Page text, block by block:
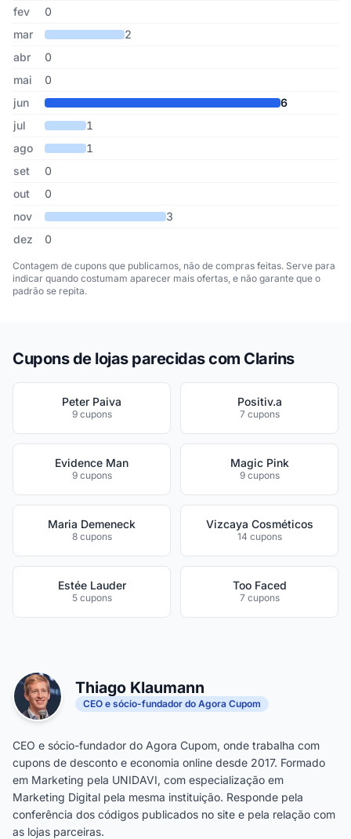
fev
0
mar
2
abr
0
mai
0
jun
6
jul
1
ago
1
set
0
out
0
nov
3
dez
0
Contagem de cupons que publicamos, não de compras feitas. Serve para
indicar quando costumam aparecer mais ofertas, e não garante que o
padrão se repita.
Cupons de lojas parecidas com Clarins
Peter Paiva
9 cupons
Positiv.a
7 cupons
Evidence Man
9 cupons
Magic Pink
9 cupons
Maria Demeneck
8 cupons
Vizcaya Cosméticos
14 cupons
Estée Lauder
5 cupons
Too Faced
7 cupons
Thiago Klaumann
CEO e sócio-fundador do Agora Cupom
CEO e sócio-fundador do Agora Cupom, onde trabalha com
cupons de desconto e economia online desde 2017. Formado
em Marketing pela UNIDAVI, com especialização em
Marketing Digital pela mesma instituição. Responde pela
conferência dos códigos publicados no site e pela relação com
as lojas parceiras.